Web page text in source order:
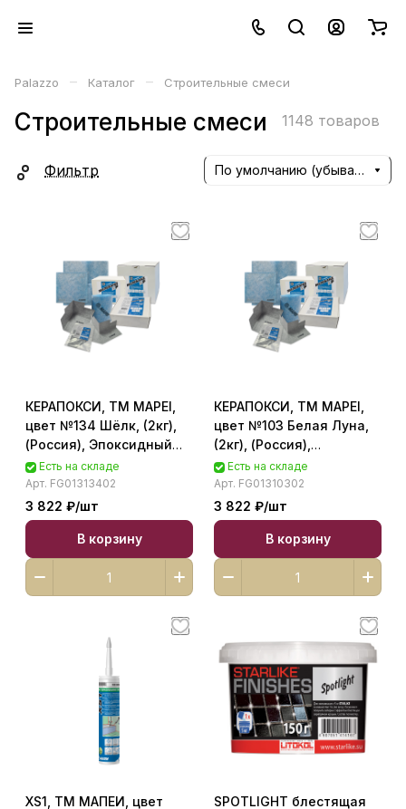
Palazzo – Каталог – Строительные смеси
Строительные смеси 1148 товаров
Фильтр По умолчанию (убывание)
КЕРАПОКСИ, ТМ MAPEI,
цвет №134 Шёлк, (2кг),
(Россия), Эпоксидный
шовный заполнитель
класса RG FG01313402
Есть на складе
Арт. FG01313402
3 822 ₽/шт
В корзину
КЕРАПОКСИ, ТМ MAPEI,
цвет №103 Белая Луна,
(2кг), (Россия),
Эпоксидный шовный
заполнитель класса RG
FG01310302
Есть на складе
Арт. FG01310302
3 822 ₽/шт
В корзину
XS1, ТМ МАПЕИ, цвет
SPOTLIGHT блестящая